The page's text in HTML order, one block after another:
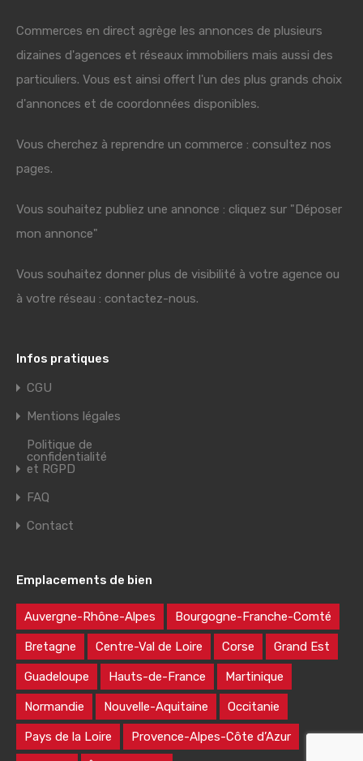
Commerces en direct agrège les annonces de plusieurs
dizaines d'agences et réseaux immobiliers mais aussi des
particuliers. Vous est ainsi offert l'un des plus grands choix
d'annonces et de coordonnées disponibles.
Vous cherchez à reprendre un commerce : consultez nos
pages.
Vous souhaitez publiez une annonce : cliquez sur "Déposer
mon annonce"
Vous souhaitez donner plus de visibilité à votre agence ou
à votre réseau : contactez-nous.
Infos pratiques
CGU
Mentions légales
Politique de
confidentialité
et RGPD
FAQ
Contact
Emplacements de bien
Auvergne-Rhône-Alpes Bourgogne-Franche-Comté
Bretagne Centre-Val de Loire Corse Grand Est
Guadeloupe Hauts-de-France Martinique
Normandie Nouvelle-Aquitaine Occitanie
Pays de la Loire Provence-Alpes-Côte d’Azur